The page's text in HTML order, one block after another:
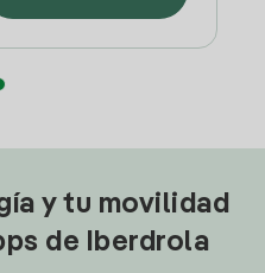
y tu movilidad
de Iberdrola